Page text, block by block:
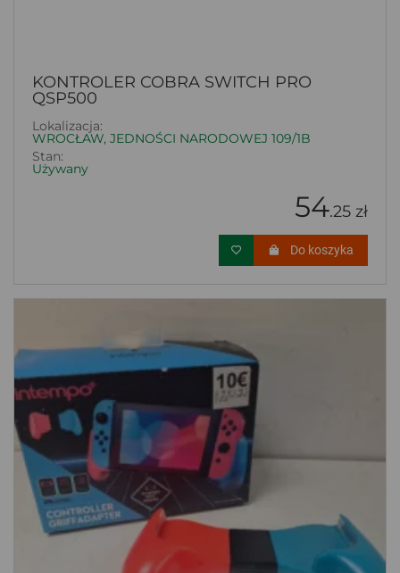
KONTROLER COBRA SWITCH PRO
QSP500
Lokalizacja:
WROCŁAW, JEDNOŚCI NARODOWEJ 109/1B
Stan:
Używany
54.25 zł
Do koszyka